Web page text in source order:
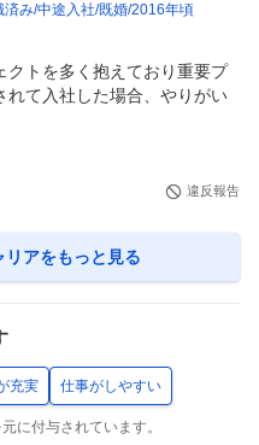
済み 中途入社 既婚 2016年頃
クトを多く抱えており重要プ
れて入社した場合、やりがい
違反報告
リアをもっと見る
充実 仕事がしやすい
に付与されています。